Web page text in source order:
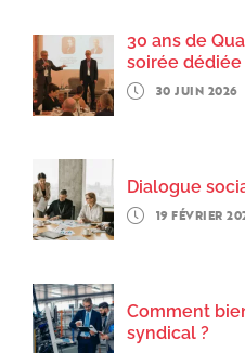
30 ans de
soirée dédiée
30 JUIN 2026
Dialogue
19 FÉVRIER
Comment
syndical ?